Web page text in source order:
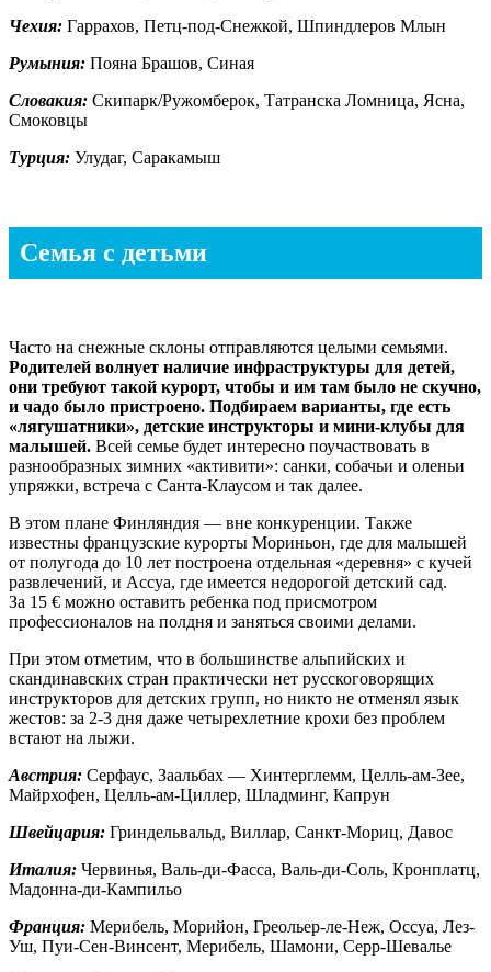
Чехия: Гаррахов, Петц-под-Снежкой, Шпиндлеров Млын
Румыния: Пояна Брашов, Синая
Словакия: Скипарк/Ружомберок, Татранска Ломница, Ясна,
Смоковцы
Турция: Улудаг, Саракамыш
Семья с детьми
Часто на снежные склоны отправляются целыми семьями.
Родителей волнует наличие инфраструктуры для детей,
они требуют такой курорт, чтобы и им там было не скучно,
и чадо было пристроено. Подбираем варианты, где есть
«лягушатники», детские инструкторы и мини-клубы для
малышей. Всей семье будет интересно поучаствовать в
разнообразных зимних «активити»: санки, собачьи и оленьи
упряжки, встреча с Санта-Клаусом и так далее.
В этом плане Финляндия — вне конкуренции. Также
известны французские курорты Мориньон, где для малышей
от полугода до 10 лет построена отдельная «деревня» с кучей
развлечений, и Ассуа, где имеется недорогой детский сад.
За 15 € можно оставить ребенка под присмотром
профессионалов на полдня и заняться своими делами.
При этом отметим, что в большинстве альпийских и
скандинавских стран практически нет русскоговорящих
инструкторов для детских групп, но никто не отменял язык
жестов: за 2-3 дня даже четырехлетние крохи без проблем
встают на лыжи.
Австрия: Серфаус, Заальбах — Хинтерглемм, Целль-ам-Зее,
Майрхофен, Целль-ам-Циллер, Шладминг, Капрун
Швейцария: Гриндельвальд, Виллар, Санкт-Мориц, Давос
Италия: Червинья, Валь-ди-Фасса, Валь-ди-Соль, Кронплатц,
Мадонна-ди-Кампильо
Франция: Мерибель, Морийон, Греольер-ле-Неж, Оссуа, Лез-
Уш, Пуи-Сен-Винсент, Мерибель, Шамони, Серр-Шевалье